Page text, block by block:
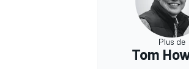
Plus de
Tom